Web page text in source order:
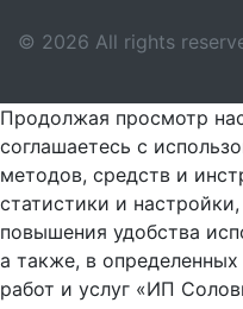
© 2026 All rights
Продолжая просмотр
соглашаетесь с
методов, средств и
статистики и
повышения удобства
а также, в
работ и услуг «ИП